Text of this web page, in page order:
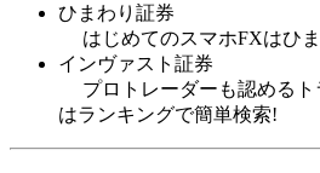
ひまわり証券
はじめてのスマホFXはひ
インヴァスト証券
プロトレーダーも認める
はランキングで簡単検索!